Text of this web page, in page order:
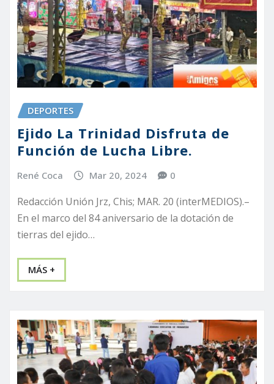
DEPORTES
Ejido La Trinidad Disfruta de
Función de Lucha Libre.
René Coca Mar 20, 2024 0
Redacción Unión Jrz, Chis; MAR. 20 (interMEDIOS).–
En el marco del 84 aniversario de la dotación de
tierras del ejido…
MÁS +